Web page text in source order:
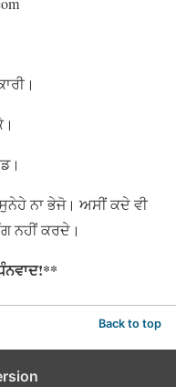
ਨਾ ਭੇਜੋ। ਅਸੀਂ ਕਦੇ ਵੀ
ਨਹੀਂ ਕਰਦੇ।
Back to top